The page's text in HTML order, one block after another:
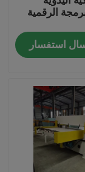
الرقمية
استفسار